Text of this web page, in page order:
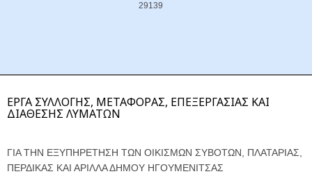
29139
ΕΡΓΑ ΣΥΛΛΟΓΗΣ, ΜΕΤΑΦΟΡΑΣ, ΕΠΕΞΕΡΓΑΣΙΑΣ ΚΑΙ
ΔΙΑΘΕΣΗΣ ΛΥΜΑΤΩΝ
ΓΙΑ ΤΗΝ ΕΞΥΠΗΡΕΤΗΣΗ ΤΩΝ ΟΙΚΙΣΜΩΝ ΣΥΒΟΤΩΝ, ΠΛΑΤΑΡΙΑΣ,
ΠΕΡΔΙΚΑΣ ΚΑΙ ΑΡΙΛΛΑ ΔΗΜΟΥ ΗΓΟΥΜΕΝΙΤΣΑΣ